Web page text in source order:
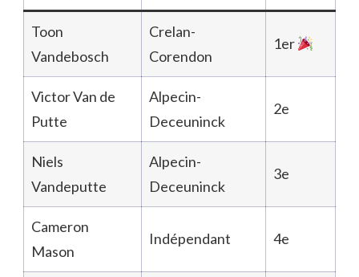
Toon
Vandebosch
Crelan-
Corendon
1er
Victor Van de
Putte
Alpecin-
Deceuninck
2e
Niels
Vandeputte
Alpecin-
Deceuninck
3e
Cameron
Mason
Indépendant 4e